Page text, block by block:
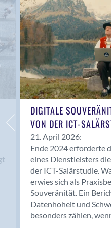
Anwil
Appenzell
Au SG
Baar
Baden
Balsthal
Balzers
Basel
Bassersdorf
Belp
Bendern
Benken (SG)
Bergdietikon
Berlin
Bern
Bern - Liebefeld
DIGITALE
VON DER ICT-
21. April 2026:
Ende 2024 erforderte
eines Dienstleisters
der ICT-Salärstudie.
erwies sich als
Souveränität. Ein
Datenhoheit und
besonders zählen,